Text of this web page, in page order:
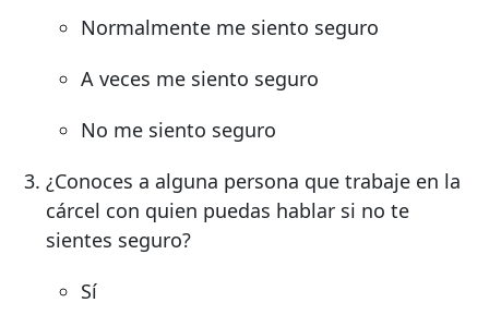
Normalmente me siento seguro
A veces me siento seguro
No me siento seguro
¿Conoces a alguna persona que trabaje en la
cárcel con quien puedas hablar si no te
sientes seguro?
Sí